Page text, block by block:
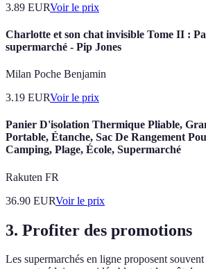
3.89 EURVoir le prix
Charlotte et son chat invisible Tome II :
supermarché - Pip Jones
Milan Poche Benjamin
3.19 EURVoir le prix
Panier D'isolation Thermique Pliable,
Portable, Étanche, Sac De Rangement
Camping, Plage, École, Supermarché
Rakuten FR
36.90 EURVoir le prix
3. Profiter des promotions
Les supermarchés en ligne proposent